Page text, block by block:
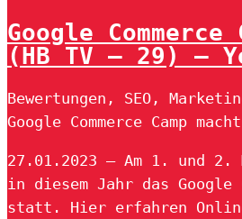
Google Commerce
(HB TV – 29) –
Bewertungen, SEO,
Google Commerce Camp
27.01.2023 — Am 1. und 2.
in diesem Jahr das Google
statt. Hier erfahren